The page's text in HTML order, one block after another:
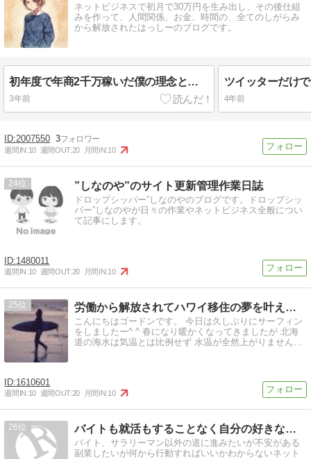
ネットビジネスで初月で30万円を生み出し、その後仕組
みを作って、人間関係、お金、時間の、全てのしがらみ
から解放されたはっしーのブログです。
初年度で年商2千万稼いだ僕の理念と、これまでの経緯を書いてみた
3年前 4年前
2007550 3
週間IN:10 週間OUT:20 月間IN:10
24 ”しなのや”のサイト更新管理作業日誌
ドロップシッパー”しなのやのブログです。ドロップシッ
パー”しなのやが日々の作業やネットビジネス全般につい
て記事にします。
1480011
週間IN:10 週間OUT:20 月間IN:10
25 労働から解放されてハワイ移住の夢を叶えるブログ | 6年勤…
こんにちはゴードンです。 今日は久しぶりにサーフィン
をしましたー^ ^ 春になり暖かくなってきましたが 北海
道の海水は気温とは比例せず 水温が全然上がりません…
1610601
週間IN:10 週間OUT:20 月間IN:10
26 バイトも就活もすることなく自分の好きなことを活かし毎月30…
バイト、サラリーマン以外の道に進みたいが不安がある
副業したいが何から行動すればいいかわからないネット